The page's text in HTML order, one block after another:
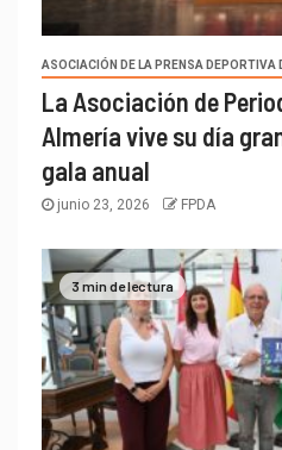
ASOCIACIÓN DE LA PRENSA DEPORTIVA
La Asociación de
Almería vive su día
gala anual
junio 23, 2026 FPDA
3 min de lectura